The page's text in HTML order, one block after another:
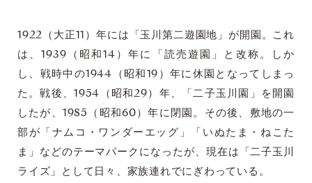
1922（大正11）年には「玉川第二遊園地」が開園。これ
は、1939（昭和14）年に「読売遊園」と改称。しか
し、戦時中の1944（昭和19）年に休園となってしまっ
た。戦後、1954（昭和29）年、「二子玉川園」を開園
したが、1985（昭和60）年に閉園。その後、敷地の一
部が「ナムコ・ワンダーエッグ」「いぬたま・ねこた
ま」などのテーマパークになったが、現在は「二子玉川
ライズ」として日々、家族連れでにぎわっている。